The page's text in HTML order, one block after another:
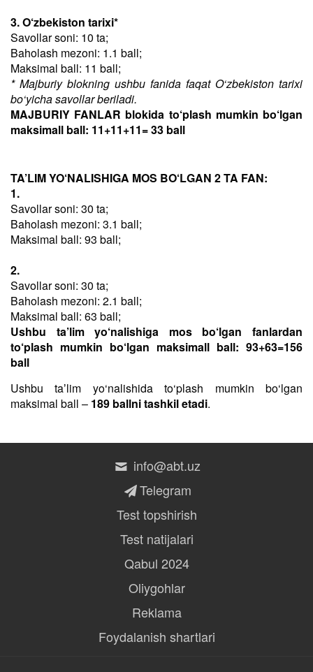
3. O‘zbekiston tarixi*
Savollar soni: 10 ta;
Baholash mezoni: 1.1 ball;
Maksimal ball: 11 ball;
* Majburiy blokning ushbu fanida faqat O‘zbekiston tarixi
bo‘yicha savollar beriladi.
MAJBURIY FANLAR blokida to‘plash mumkin bo‘lgan
maksimall ball: 11+11+11= 33 ball
TA’LIM YO‘NALISHIGA MOS BO‘LGAN 2 TA FAN:
1.
Savollar soni: 30 ta;
Baholash mezoni: 3.1 ball;
Maksimal ball: 93 ball;
2.
Savollar soni: 30 ta;
Baholash mezoni: 2.1 ball;
Maksimal ball: 63 ball;
Ushbu ta’lim yo‘nalishiga mos bo‘lgan fanlardan
to‘plash mumkin bo‘lgan maksimall ball: 93+63=156
ball
Ushbu taʼlim yo‘nalishida to‘plash mumkin bo‘lgan
maksimal ball – 189 ballni tashkil etadi.
info@abt.uz
Telegram
Test topshirish
Test natijalari
Qabul 2024
Oliygohlar
Reklama
Foydalanish shartlari